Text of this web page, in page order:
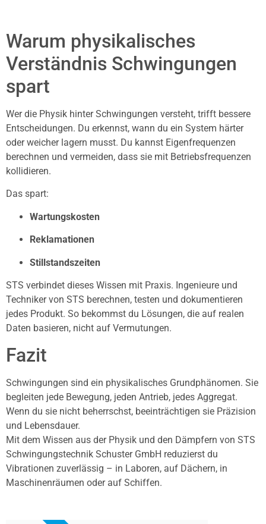
Warum physikalisches
Verständnis Schwingungen
spart
Wer die Physik hinter Schwingungen versteht, trifft bessere
Entscheidungen. Du erkennst, wann du ein System härter
oder weicher lagern musst. Du kannst Eigenfrequenzen
berechnen und vermeiden, dass sie mit Betriebsfrequenzen
kollidieren.
Das spart:
Wartungskosten
Reklamationen
Stillstandszeiten
STS verbindet dieses Wissen mit Praxis. Ingenieure und
Techniker von STS berechnen, testen und dokumentieren
jedes Produkt. So bekommst du Lösungen, die auf realen
Daten basieren, nicht auf Vermutungen.
Fazit
Schwingungen sind ein physikalisches Grundphänomen. Sie
begleiten jede Bewegung, jeden Antrieb, jedes Aggregat.
Wenn du sie nicht beherrschst, beeinträchtigen sie Präzision
und Lebensdauer.
Mit dem Wissen aus der Physik und den Dämpfern von STS
Schwingungstechnik Schuster GmbH reduzierst du
Vibrationen zuverlässig – in Laboren, auf Dächern, in
Maschinenräumen oder auf Schiffen.